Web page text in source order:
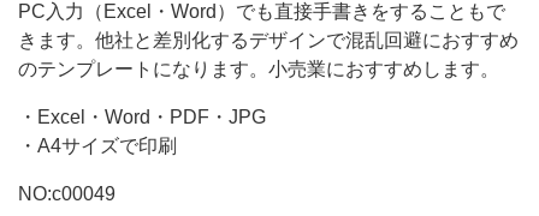
（Excel・
Wor
PC入力（Excel・Word）でも直接手書きをすることもで
きます。他社と差別化するデザインで混乱回避におすすめ
のテンプレートになります。小売業におすすめします。
・Excel・Word・PDF・JPG
・A4サイズで印刷
NO:c00049